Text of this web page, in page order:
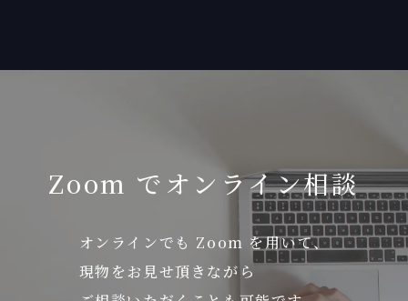
Zoom でオンライン相談
オンラインでも Zoom を用いて、
現物をお見せ頂きながら